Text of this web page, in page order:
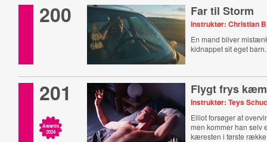
200 Far til Storm
Instruktør: Christian
En mand bliver
kidnappet sit eget barn.
201
Awards
2024
Flygt frys
Instruktør: Teys
Elliot forsøger at
men kommer han selv
kæresten i første